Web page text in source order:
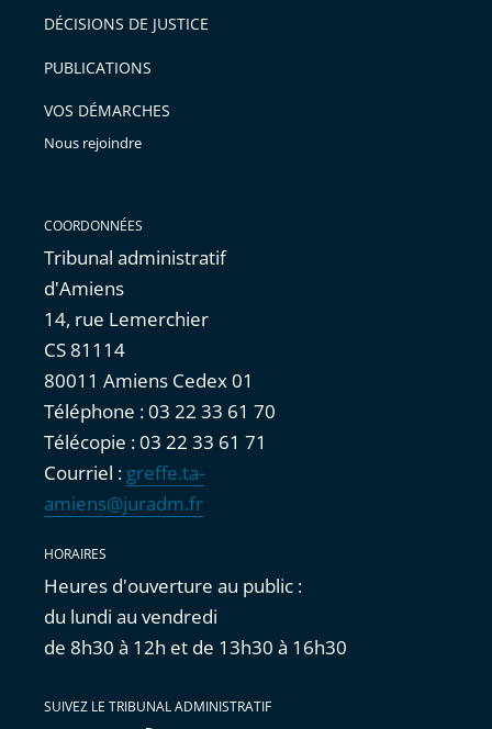
pour
avant
DÉCISIONS DE JUSTICE
PUBLICATIONS
VOS DÉMARCHES
Nous rejoindre
COORDONNÉES
Tribunal administratif
d'Amiens
14, rue Lemerchier
CS 81114
80011 Amiens Cedex 01
Téléphone : 03 22 33 61 70
Télécopie : 03 22 33 61 71
Courriel : greffe.ta-
amiens@juradm.fr
HORAIRES
Heures d'ouverture au public :
du lundi au vendredi
de 8h30 à 12h et de 13h30 à 16h30
SUIVEZ LE TRIBUNAL ADMINISTRATIF